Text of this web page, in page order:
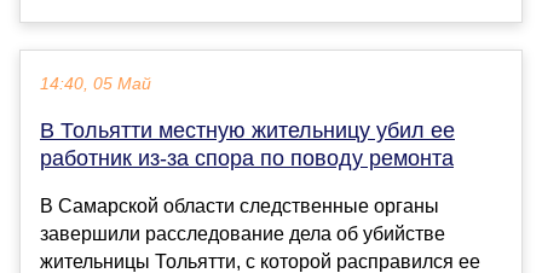
14:40, 05 Май
В Тольятти местную жительницу убил ее
работник из-за спора по поводу ремонта
В Самарской области следственные органы
завершили расследование дела об убийстве
жительницы Тольятти, с которой расправился ее